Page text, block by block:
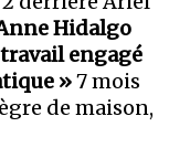
Hidalgo
engagé
»7 mois
de maison,